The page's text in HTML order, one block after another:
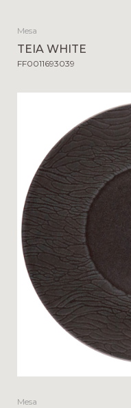
Mesa
TEIA WHITE
FF0011693039
Mesa